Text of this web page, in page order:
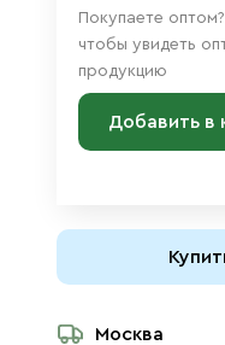
Покупаете оптом?
чтобы увидеть
продукцию
Добавить в
Москва